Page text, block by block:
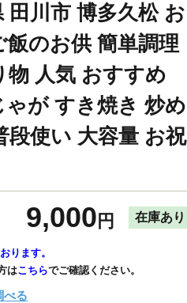
田川市 博多久松 お
のお供 簡単調理
物 人気 おすすめ
が すき焼き 炒め
段使い 大容量 お祝
9,000 円 在庫あり
ります。
はこちらでご確認ください。
べる